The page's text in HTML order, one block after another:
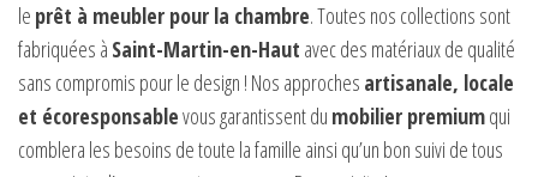
le prêt à meubler pour la chambre. Toutes nos collections sont
fabriquées à Saint-Martin-en-Haut avec des matériaux de qualité
sans compromis pour le design ! Nos approches artisanale, locale
et écoresponsablevous garantissent du mobilier premiumqui
comblera les besoins de toute la famille ainsi qu’un bon suivi de tous